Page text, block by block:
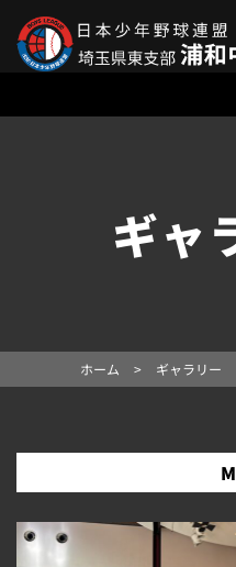
ギャ
ホーム > ギャラリー